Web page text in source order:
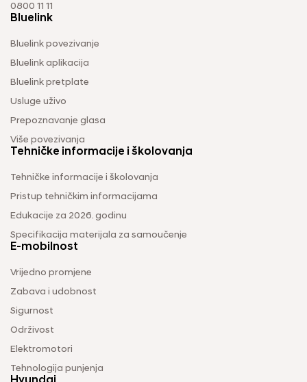
0800 11 11
Bluelink
Bluelink povezivanje
Bluelink aplikacija
Bluelink pretplate
Usluge uživo
Prepoznavanje glasa
Više povezivanja
Tehničke informacije i školovanja
Tehničke informacije i školovanja
Pristup tehničkim informacijama
Edukacije za 2026. godinu
Specifikacija materijala za samoučenje
E-mobilnost
Vrijedno promjene
Zabava i udobnost
Sigurnost
Održivost
Elektromotori
Tehnologija punjenja